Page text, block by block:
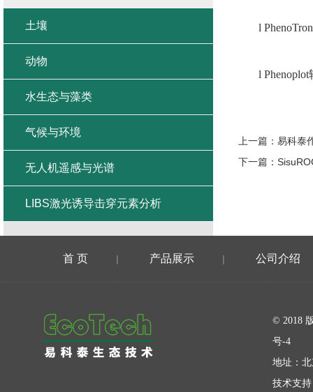
l PhenoTron
l
上一篇： 易科泰
下一篇：
土壤
动物
水生态与藻类
气候与环境
无人机遥感与光谱
LIBS激光诱导击穿元素分析
首 页 | 产品展示 | 公司介绍
© 2018
号-4
地址：
技术支